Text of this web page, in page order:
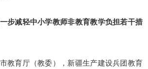
步减轻中小学教师非教育教学负担若干措
教育厅（教委），新疆生产建设兵团教育